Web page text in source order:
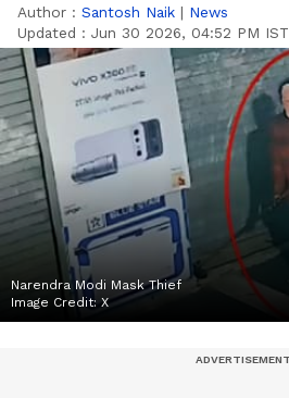
Author : Santosh Naik | News
Updated : Jun 30 2026, 04:52 PM IST
Narendra Modi Mask Thief
Image Credit:X